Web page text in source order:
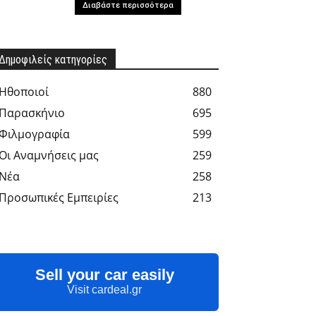
Διαβάστε περισσότερα
κατηγορίες
Hθοποιοί
880
Παρασκήνιο
695
599
Οι Αναμνήσεις μας
259
Νέα
258
Προσωπικές Εμπειρίες
213
Sell your car easily
Visit cardeal.gr